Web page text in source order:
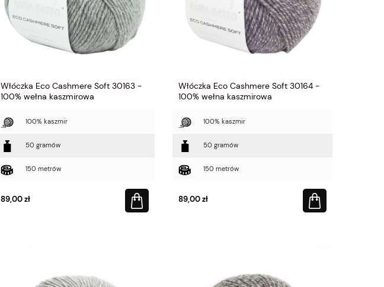
Włóczka Eco Cashmere Soft 30163 -
100% wełna kaszmirowa
100% kaszmir
50 gramów
150 metrów
89,00 zł
Włóczka Eco Cashmere Soft 30164 -
100% wełna kaszmirowa
100% kaszmir
50 gramów
150 metrów
89,00 zł